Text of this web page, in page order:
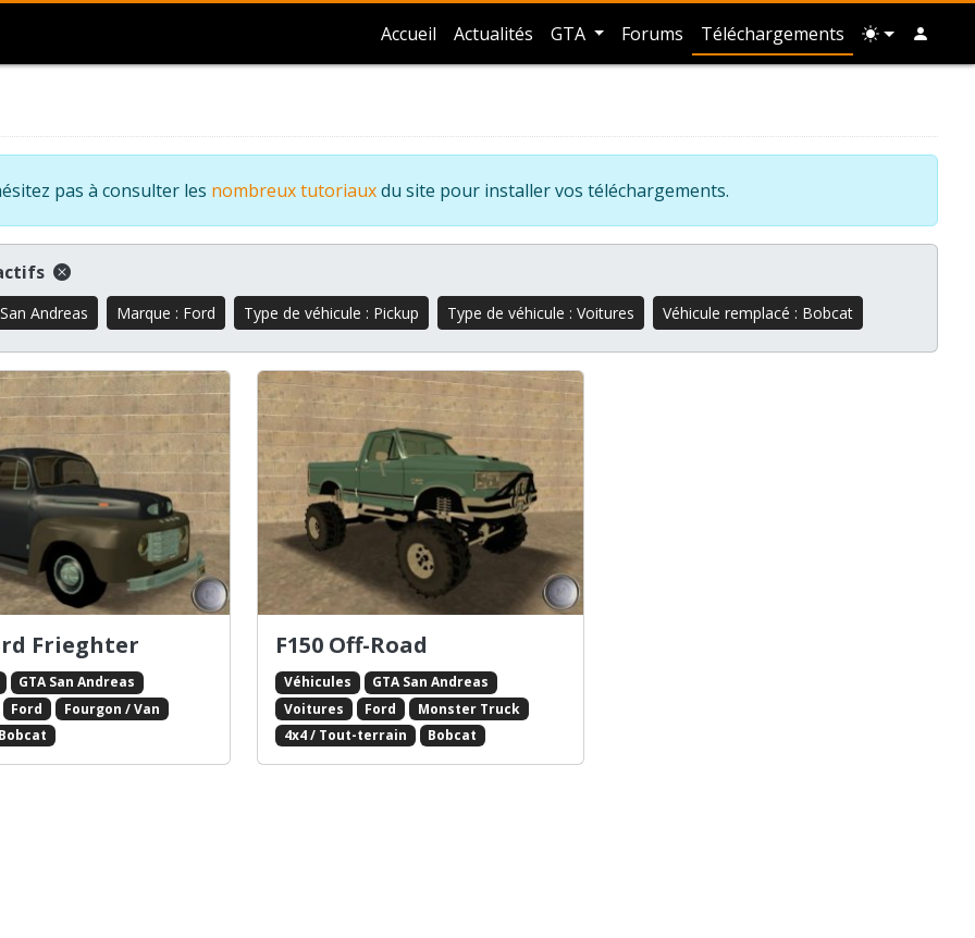
Accueil Actualités GTA Forums Téléchargements
pas à consulter les nombreux tutoriauxdu site pour installer vos téléchargements.
Andreas Marque : Ford Type de véhicule : Pickup Type de véhicule : Voitures Véhicule remplacé : Bobcat
Frieghter
GTA San Andreas
Ford
Fourgon / Van
Bobcat
F150 Off-Road
Véhicules
GTA San Andreas
Voitures
Ford
Monster Truck
4x4 / Tout-terrain
Bobcat